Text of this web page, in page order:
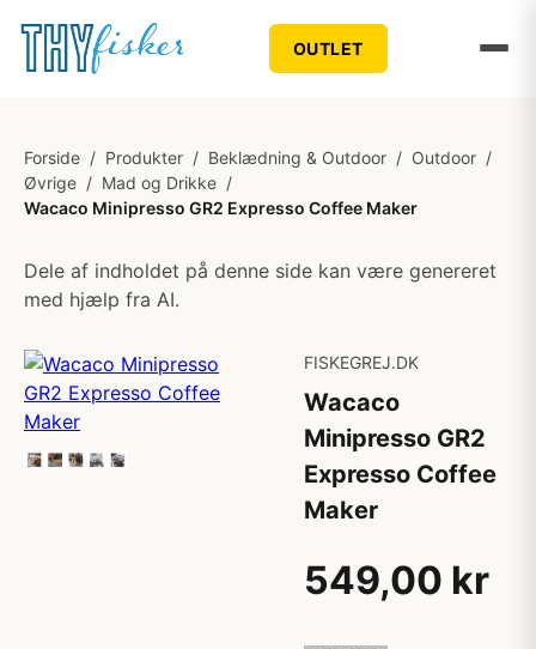
OUTLET
Forside / Produkter / Beklædning & Outdoor / Outdoor /
Øvrige / Mad og Drikke /
Wacaco Minipresso GR2 Expresso Coffee Maker
Dele af indholdet på denne side kan være genereret
med hjælp fra AI.
FISKEGREJ.DK
Wacaco
Minipresso GR2
Expresso Coffee
Maker
549,00 kr